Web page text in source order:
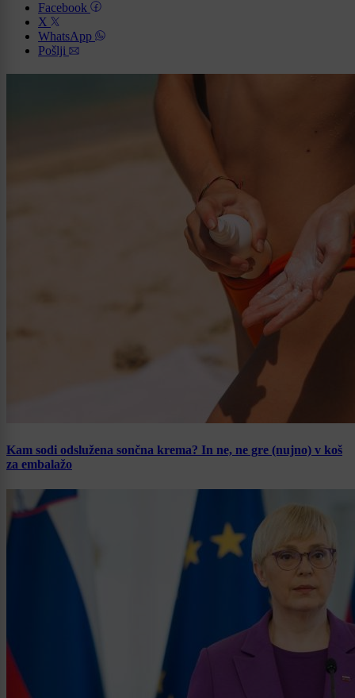
Facebook
X
WhatsApp
Pošlji
Kam sodi odslužena sončna krema? In ne, ne gre (nujno) v koš
za embalažo